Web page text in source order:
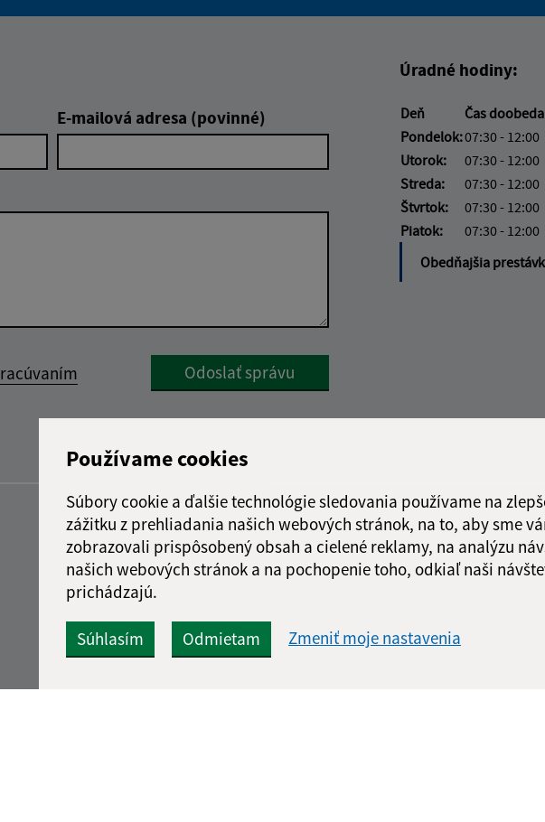
Používame cookies
Súbory cookie a ďalšie technológie sledovania používame na
zážitku z prehliadania našich webových stránok, na to, aby sme
zobrazovali prispôsobený obsah a cielené reklamy, na analýzu
našich webových stránok a na pochopenie toho, odkiaľ naši
prichádzajú.
Súhlasím Odmietam Zmeniť moje nastavenia
E-mailová adresa (povinné)
Google reCaptcha Response
Odoslať správu
Úradné hodiny:
Deň Čas doobeda
Pondelok:07:30 - 12:00
Utorok:
07:30 - 12:00
Streda:
07:30 - 12:00
Štvrtok:
07:30 - 12:00
Piatok:
07:30 - 12:00
Obedňajšia